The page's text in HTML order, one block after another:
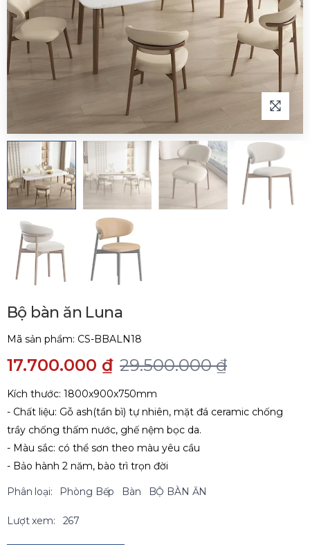
Bộ bàn ăn Luna
Mã sản phẩm: CS-BBALN18
17.700.000 ₫ 29.500.000 ₫
Kích thước: 1800x900x750mm
- Chất liệu: Gỗ ash(tần bì) tự nhiên, mặt đá ceramic chống
trầy chống thấm nước, ghế nệm bọc da.
- Màu sắc: có thể sơn theo màu yêu cầu
- Bảo hành 2 năm, bào trì trọn đời
Phân loại: Phòng Bếp Bàn BỘ BÀN ĂN
Lượt xem: 267